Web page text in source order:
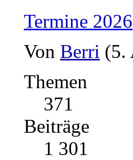
Termine 2026
Von Berri (5.
Themen
371
Beiträge
1 301